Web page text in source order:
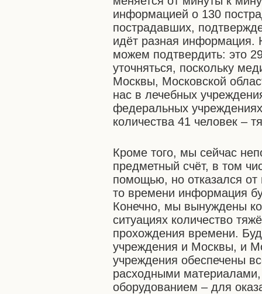
информацией о 130
пострадавших,
идёт разная
можем подтвердить: это
уточняться, поскольку
Москвы, Московской
нас в лечебных
федеральных
количества 41 человек –
Кроме того, мы сейчас
предметный счёт, в том
помощью, но отказался от
то времени информация
Конечно, мы вынуждены
ситуациях количество
прохождения времени.
учреждения и Москвы, и
учреждения обеспечены
расходными
оборудованием – для